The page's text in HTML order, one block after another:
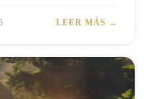
LEER MÁS →